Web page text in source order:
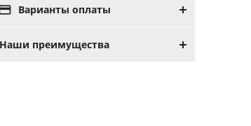
Варианты оплаты
Наши преимущества